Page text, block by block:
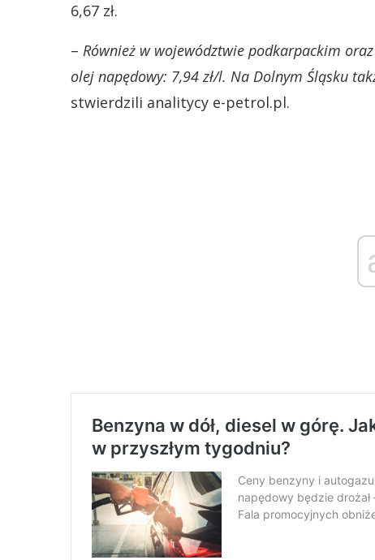
6,67 zł.
– Również w województwie podkarpackim
olej napędowy: 7,94 zł/l. Na Dolnym Śląsku
stwierdzili analitycy e-petrol.pl.